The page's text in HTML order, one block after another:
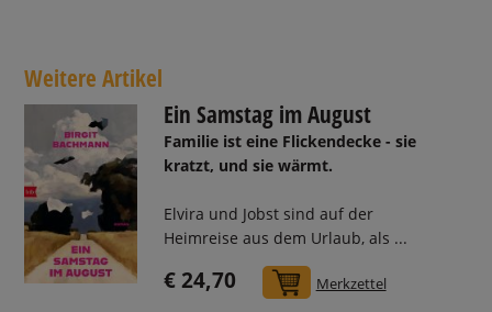
Weitere Artikel
Ein Samstag im August
Familie ist eine Flickendecke - sie
kratzt, und sie wärmt.
Elvira und Jobst sind auf der
Heimreise aus dem Urlaub, als ...
€ 24,70 In den Warenkorb
Merkzettel